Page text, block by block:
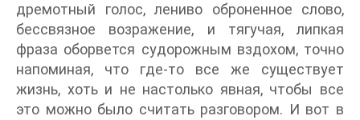
дремотный голос, лениво оброненное слово,
бессвязное возражение, и тягучая, липкая
фраза оборвется судорожным вздохом, точно
напоминая, что где-то все же существует
жизнь, хоть и не настолько явная, чтобы все
это можно было считать разговором. И вот в